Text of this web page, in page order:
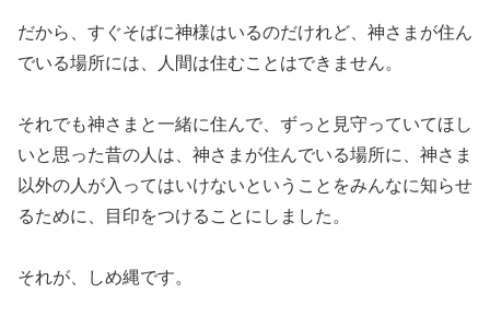
だから、すぐそばに神様はいるのだけれど、神さまが住ん
でいる場所には、人間は住むことはできません。
それでも神さまと一緒に住んで、ずっと見守っていてほし
いと思った昔の人は、神さまが住んでいる場所に、神さま
以外の人が入ってはいけないということをみんなに知らせ
るために、目印をつけることにしました。
それが、しめ縄です。